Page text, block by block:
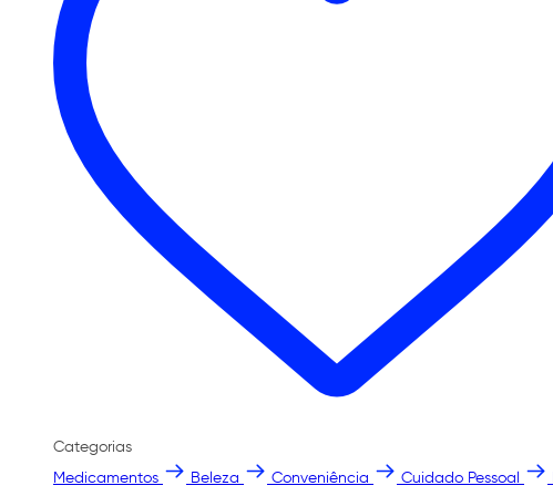
Categorias
Medicamentos
Beleza Conveniência Cuidado Pessoal